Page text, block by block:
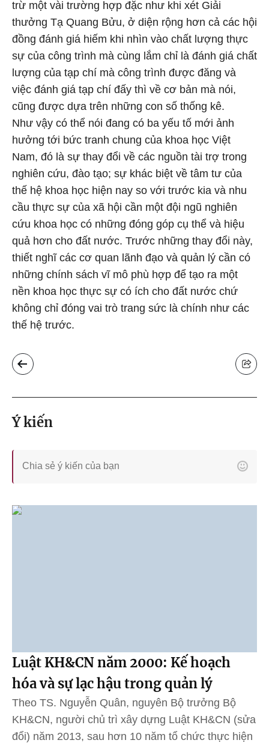
trừ một vài trường hợp đặc như khi xét Giải
thưởng Tạ Quang Bửu, ở diện rộng hơn cả các hội
đồng đánh giá hiếm khi nhìn vào chất lượng thực
sự của công trình mà cùng lắm chỉ là đánh giá chất
lượng của tạp chí mà công trình được đăng và
việc đánh giá tạp chí đấy thì về cơ bản mà nói,
cũng được dựa trên những con số thống kê.
Như vậy có thể nói đang có ba yếu tố mới ảnh
hưởng tới bức tranh chung của khoa học Việt
Nam, đó là sự thay đổi về các nguồn tài trợ trong
nghiên cứu, đào tạo; sự khác biệt về tâm tư của
thế hệ khoa học hiện nay so với trước kia và nhu
cầu thực sự của xã hội cần một đội ngũ nghiên
cứu khoa học có những đóng góp cụ thể và hiệu
quả hơn cho đất nước. Trước những thay đổi này,
thiết nghĩ các cơ quan lãnh đạo và quản lý cần có
những chính sách vĩ mô phù hợp để tạo ra một
nền khoa học thực sự có ích cho đất nước chứ
không chỉ đóng vai trò trang sức là chính như các
thế hệ trước.
Ý kiến
Luật KH&CN năm 2000: Kế hoạch
hóa và sự lạc hậu trong quản lý
Theo TS. Nguyễn Quân, nguyên Bộ trưởng Bộ
KH&CN, người chủ trì xây dựng Luật KH&CN (sửa
đổi) năm 2013, sau hơn 10 năm tổ chức thực hiện